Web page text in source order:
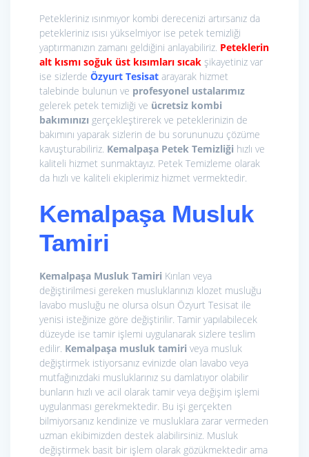
Petekleriniz ısınmıyor kombi derecenizi artırsanız da
petekleriniz ısısı yükselmiyor ise petek temizliği
yaptırmanızın zamanı geldiğini anlayabiliriz. Peteklerin
alt kısmı soğuk üst kısımları sıcak şikayetiniz var
ise sizlerde Özyurt Tesisat arayarak hizmet
talebinde bulunun ve profesyonel ustalarımız
gelerek petek temizliği ve ücretsiz kombi
bakımınızı gerçekleştirerek ve peteklerinizin de
bakımını yaparak sizlerin de bu sorununuzu çözüme
kavuşturabiliriz. Kemalpaşa Petek Temizliği hızlı ve
kaliteli hizmet sunmaktayız. Petek Temizleme olarak
da hızlı ve kaliteli ekiplerimiz hizmet vermektedir.
Kemalpaşa Musluk
Tamiri
Kemalpaşa Musluk Tamiri Kırılan veya
değiştirilmesi gereken musluklarınızı klozet musluğu
lavabo musluğu ne olursa olsun Özyurt Tesisat ile
yenisi isteğinize göre değiştirilir. Tamir yapılabilecek
düzeyde ise tamir işlemi uygulanarak sizlere teslim
edilir. Kemalpaşa musluk tamiri veya musluk
değiştirmek istiyorsanız evinizde olan lavabo veya
mutfağınızdaki musluklarınız su damlatıyor olabilir
bunların hızlı ve acil olarak tamir veya değişim işlemi
uygulanması gerekmektedir. Bu işi gerçekten
bilmiyorsanız kendinize ve musluklara zarar vermeden
uzman ekibimizden destek alabilirsiniz. Musluk
değiştirmek basit bir işlem olarak gözükmektedir ama